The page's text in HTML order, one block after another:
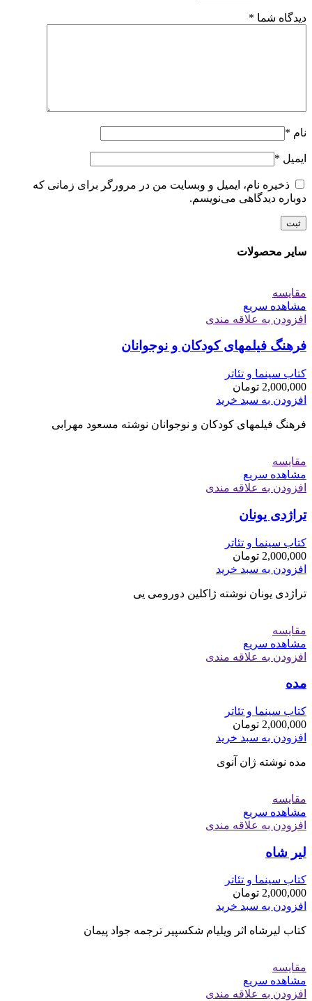
دیدگاه شما *
نام *
ایمیل *
ذخیره نام، ایمیل و وبسایت من در مرورگر برای زمانی که
دوباره دیدگاهی می‌نویسم.
سایر محصولات
مقایسه
مشاهده سریع
افزودن به علاقه مندی
فرهنگ فیلمهای کودکان و نوجوانان
کتاب سینما و تئاتر
2,000,000 تومان
افزودن به سبد خرید
فرهنگ فیلمهای کودکان و نوجوانان نوشته مسعود مهرابی
مقایسه
مشاهده سریع
افزودن به علاقه مندی
تراژدی یونان
کتاب سینما و تئاتر
2,000,000 تومان
افزودن به سبد خرید
تراژدی یونان نوشته ژاکلین دورومی یی
مقایسه
مشاهده سریع
افزودن به علاقه مندی
مده
کتاب سینما و تئاتر
2,000,000 تومان
افزودن به سبد خرید
مده نوشته ژان آنوی
مقایسه
مشاهده سریع
افزودن به علاقه مندی
لیر شاه
کتاب سینما و تئاتر
2,000,000 تومان
افزودن به سبد خرید
کتاب لیرشاه اثر ویلیام شکسپیر ترجمه جواد پیمان
مقایسه
مشاهده سریع
افزودن به علاقه مندی